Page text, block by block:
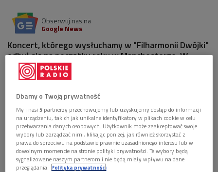
Obserwuj nas na
Google News
Koncert, którego wysłuchamy w "Filharmonii Dwójki"
odbył się na początku roku w Manchesterze. W
Bridgewater Hall wystąpili wówczas pianista
Bertrand Chamayou wraz z orkiestrą BBC
Była to inauguracja Roku Maurice'a Ravela. Emisja w
poniedziałek o godz. 20.00. Zapraszamy.
Dbamy o Twoją prywatność
My i nasi5 partnerzy przechowujemy lub uzyskujemy dostęp do informacji
na urządzeniu, takich jak unikalne identyfikatory w plikach cookie w celu
przetwarzania danych osobowych. Użytkownik może zaakceptować swoje
wybory lub zarządzać nimi, klikając poniżej, jak również skorzystać z
prawa do sprzeciwu na podstawie prawnie uzasadnionego interesu lub w
dowolnym momencie na stronie polityki prywatności. Te wybory będą
sygnalizowane naszym partnerom i nie będą miały wpływu na dane
przeglądania. Polityka prywatności